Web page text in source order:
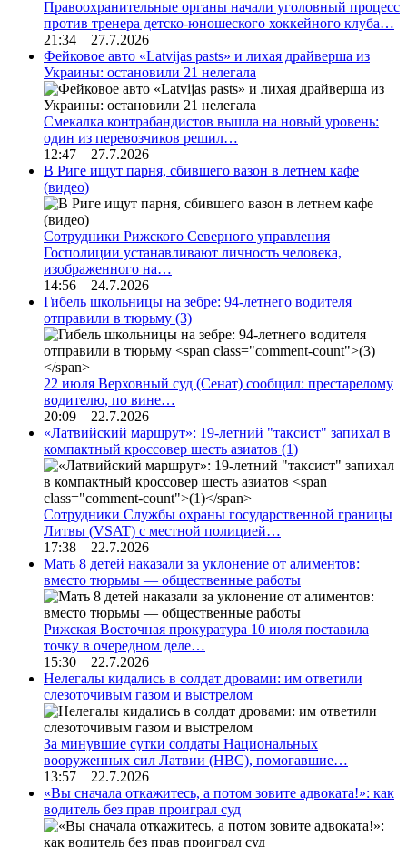
Правоохранительные органы начали уголовный процесс
против тренера детско-юношеского хоккейного клуба…
21:34 27.7.2026
Фейковое авто «Latvijas pasts» и лихая драйверша из
Украины: остановили 21 нелегала
Смекалка контрабандистов вышла на новый уровень:
один из перевозчиков решил…
12:47 27.7.2026
В Риге ищут парня, сбившего вазон в летнем кафе
(видео)
Сотрудники Рижского Северного управления
Госполиции устанавливают личность человека,
изображенного на…
14:56 24.7.2026
Гибель школьницы на зебре: 94-летнего водителя
отправили в тюрьму (3)
22 июля Верховный суд (Сенат) сообщил: престарелому
водителю, по вине…
20:09 22.7.2026
«Латвийский маршрут»: 19-летний "таксист" запихал в
компактный кроссовер шесть азиатов (1)
Сотрудники Службы охраны государственной границы
Литвы (VSAT) с местной полицией…
17:38 22.7.2026
Мать 8 детей наказали за уклонение от алиментов:
вместо тюрьмы — общественные работы
Рижская Восточная прокуратура 10 июля поставила
точку в очередном деле…
15:30 22.7.2026
Нелегалы кидались в солдат дровами: им ответили
слезоточивым газом и выстрелом
За минувшие сутки солдаты Национальных
вооруженных сил Латвии (НВС), помогавшие…
13:57 22.7.2026
«Вы сначала откажитесь, а потом зовите адвоката!»: как
водитель без прав проиграл суд